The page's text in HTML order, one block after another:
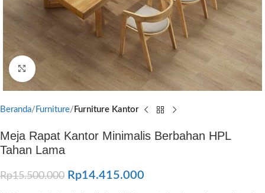
Click to enlarge
Beranda Furniture Furniture Kantor
Meja Rapat Kantor Minimalis Berbahan HPL
Tahan Lama
Rp15.500.000 Rp14.415.000